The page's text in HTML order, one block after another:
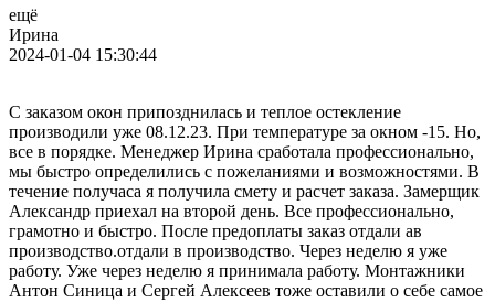
ещё
Ирина
2024-01-04 15:30:44
С заказом окон припозднилась и теплое остекление
производили уже 08.12.23. При температуре за окном -15. Но,
все в порядке. Менеджер Ирина сработала профессионально,
мы быстро определились с пожеланиями и возможностями. В
течение получаса я получила смету и расчет заказа. Замерщик
Александр приехал на второй день. Все профессионально,
грамотно и быстро. После предоплаты заказ отдали ав
производство.отдали в производство. Через неделю я уже
работу. Уже через неделю я принимала работу. Монтажники
Антон Синица и Сергей Алексеев тоже оставили о себе самое